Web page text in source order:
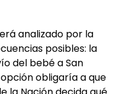
analizado por la
posibles: la
del bebé a San
obligaría a que